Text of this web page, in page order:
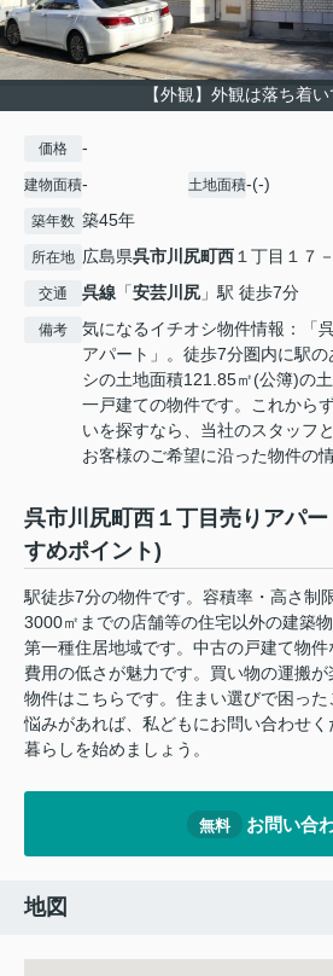
【外観】外観は落ち着
価格 -
建物面積- 土地面積-(-)
築年数 築45年
所在地 広島県呉市川尻町西 １丁目１７
交通 呉線 「安芸川尻 」駅 徒歩7分
備考
気になるイチオシ物件情報：「
アパート」。徒歩7分圏内に駅
シの土地面積121.85㎡(公簿)の
一戸建ての物件です。これから
いを探すなら、当社のスタッフ
お客様のご希望に沿った物件の
呉市川尻町西１丁目売りアパ
すめポイント)
駅徒歩7分の物件です。容積率・高さ制
3000㎡までの店舗等の住宅以外の建築
第一種住居地域です。中古の戸建て物
費用の低さが魅力です。買い物の運搬
物件はこちらです。住まい選びで困っ
悩みがあれば、私どもにお問い合わせ
暮らしを始めましょう。
無料 お問い合
地図